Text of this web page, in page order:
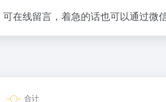
在线留言，着急的话也可以通过微